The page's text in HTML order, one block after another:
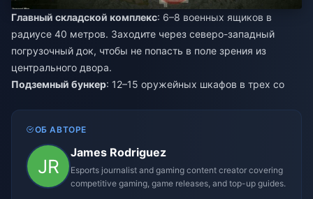
Главный складской комплекс: 6–8 военных ящиков в
радиусе 40 метров. Заходите через северо-западный
погрузочный док, чтобы не попасть в поле зрения из
центрального двора.
Подземный бункер: 12–15 оружейных шкафов в трех со
ОБ АВТОРЕ
James Rodriguez
Esports journalist and gaming content creator covering
competitive gaming, game releases, and top-up guides.